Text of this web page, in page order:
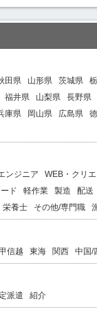
田県 山形県 茨城県
福井県 山梨県 長野県
庫県 岡山県 広島県
ンジニア
WEB・クリ
ド 軽作業 製造
配送
栄養士
その他/専門職
信越 東海 関西 中国/
派遣 紹介